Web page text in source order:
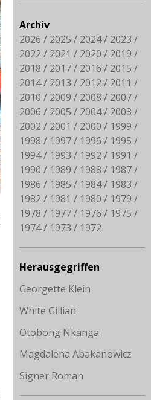
Archiv
2026
2025 2024
2023
2022
2021 2020
2019
2018
2017 2016
2015
2014
2013 2012
2011
2010
2009 2008
2007
2006
2005 2004
2003
2002
2001 2000
1999
1998
1997 1996
1995
1994
1993 1992
1991
1990
1989 1988
1987
1986
1985 1984
1983
1982
1981 1980
1979
1978
1977 1976
1975
1974
1973 1972
Herausgegriffen
Georgette Klein
White Gillian
Otobong Nkanga
Magdalena Abakanowicz
Signer Roman